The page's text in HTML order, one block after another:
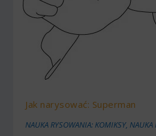
Jak narysować: Superman
NAUKA RYSOWANIA: KOMIKSY,NAUKA